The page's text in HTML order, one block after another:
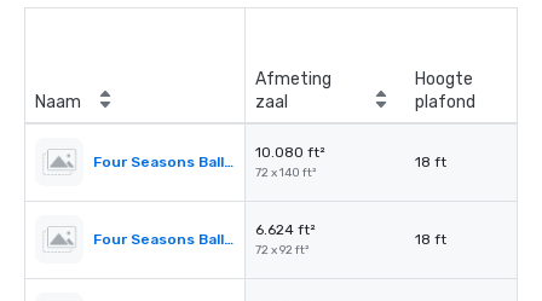
Naam
Afmeting
zaal
Hoogte
plafond
Four Seasons Ballroom
10.080 ft²
72 x 140 ft²
18 ft
Four Seasons Ballroom 1,2,3
6.624 ft²
72 x 92 ft²
18 ft